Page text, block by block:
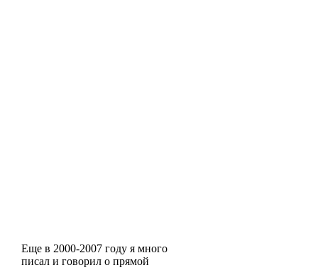
Еще в 2000-2007 году я много
писал и говорил о прямой